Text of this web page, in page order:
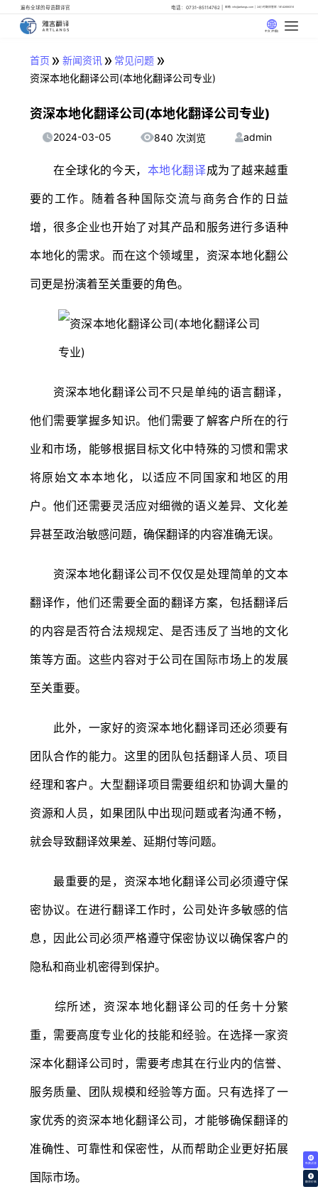
免费试译
翻译价格
遍布全球的母语翻译官 电话：0731-85114762 邮箱: info@artlangs.com 24小时翻译管家: 18142666316
中文 (中国)
首页 » 新闻资讯» 常见问题 »
资深本地化翻译公司(本地化翻译公司专业)
资深本地化翻译公司(本地化翻译公司专业)
2024-03-05 840 次浏览 admin
在全球化的今天， 本地化翻译成为了越来越重
要的工作。随着各种国际交流与商务合作的日益
增，很多企业也开始了对其产品和服务进行多语种
本地化的需求。而在这个领域里，资深本地化翻公
司更是扮演着至关重要的角色。
资深本地化翻译公司不只是单纯的语言翻译，
他们需要掌握多知识。他们需要了解客户所在的行
业和市场，能够根据目标文化中特殊的习惯和需求
将原始文本本地化，以适应不同国家和地区的用
户。他们还需要灵活应对细微的语义差异、文化差
异甚至政治敏感问题，确保翻译的内容准确无误。
资深本地化翻译公司不仅仅是处理简单的文本
翻译作，他们还需要全面的翻译方案，包括翻译后
的内容是否符合法规规定、是否违反了当地的文化
策等方面。这些内容对于公司在国际市场上的发展
至关重要。
此外，一家好的资深本地化翻译司还必须要有
团队合作的能力。这里的团队包括翻译人员、项目
经理和客户。大型翻译项目需要组织和协调大量的
资源和人员，如果团队中出现问题或者沟通不畅，
就会导致翻译效果差、延期付等问题。
最重要的是，资深本地化翻译公司必须遵守保
密协议。在进行翻译工作时，公司处许多敏感的信
息，因此公司必须严格遵守保密协议以确保客户的
隐私和商业机密得到保护。
综所述，资深本地化翻译公司的任务十分繁
重，需要高度专业化的技能和经验。在选择一家资
深本化翻译公司时，需要考虑其在行业内的信誉、
服务质量、团队规模和经验等方面。只有选择了一
家优秀的资深本地化翻译公司，才能够确保翻译的
准确性、可靠性和保密性，从而帮助企业更好拓展
国际市场。